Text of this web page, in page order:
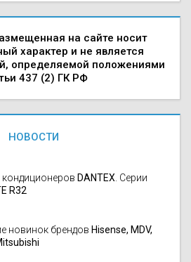
на сайте носит
характер и не является
определяемой положениями
437 (2) ГК РФ
НОВОСТИ
DANTEX . Серии
R32
новинок брендов Hisense, MDV,